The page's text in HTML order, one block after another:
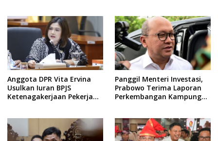
Anggota DPR Vita Ervina
Usulkan Iuran BPJS
Ketenagakerjaan Pekerja
Panggil Menteri Investasi,
Prabowo Terima Laporan
Perkembangan Kampung